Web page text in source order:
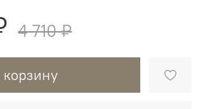
4 710 ₽
корзину